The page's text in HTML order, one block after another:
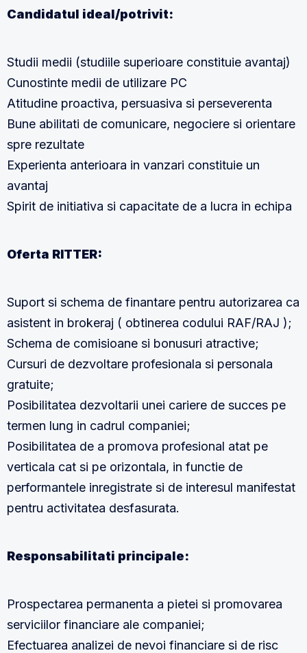
Candidatul ideal/potrivit:
Studii medii (studiile superioare constituie avantaj)
Cunostinte medii de utilizare PC
Atitudine proactiva, persuasiva si perseverenta
Bune abilitati de comunicare, negociere si orientare
spre rezultate
Experienta anterioara in vanzari constituie un
avantaj
Spirit de initiativa si capacitate de a lucra in echipa
Oferta RITTER:
Suport si schema de finantare pentru autorizarea ca
asistent in brokeraj ( obtinerea codului RAF/RAJ );
Schema de comisioane si bonusuri atractive;
Cursuri de dezvoltare profesionala si personala
gratuite;
Posibilitatea dezvoltarii unei cariere de succes pe
termen lung in cadrul companiei;
Posibilitatea de a promova profesional atat pe
verticala cat si pe orizontala, in functie de
performantele inregistrate si de interesul manifestat
pentru activitatea desfasurata.
Responsabilitati principale:
Prospectarea permanenta a pietei si promovarea
serviciilor financiare ale companiei;
Efectuarea analizei de nevoi financiare si de risc